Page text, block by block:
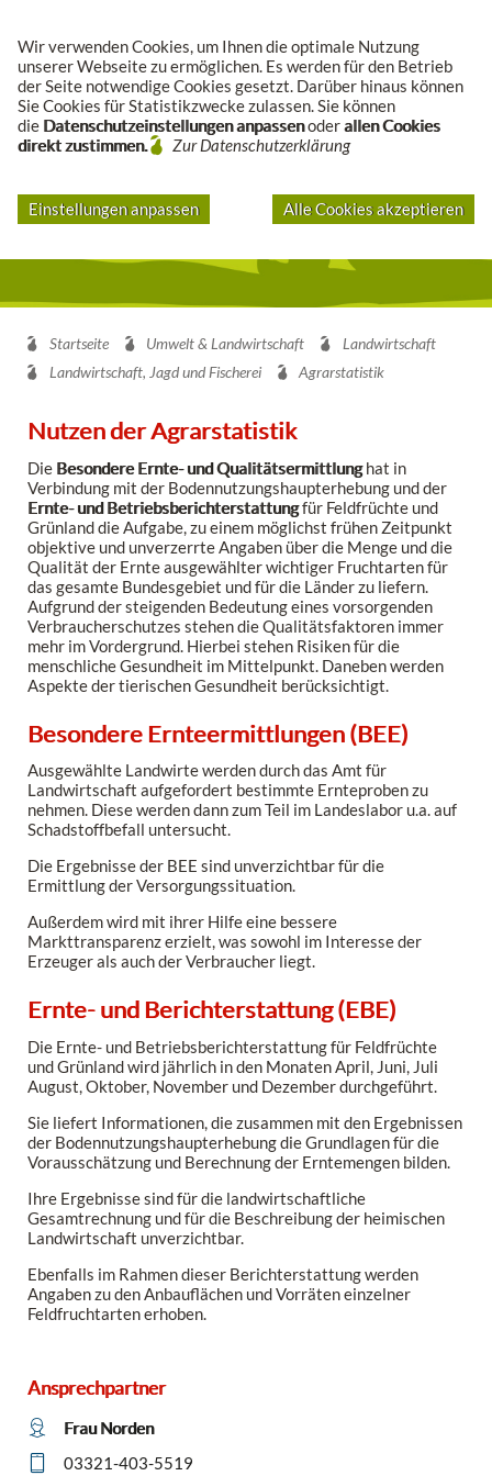
Wir verwenden Cookies, um Ihnen die optimale Nutzung
unserer Webseite zu ermöglichen. Es werden für den Betrieb
der Seite notwendige Cookies gesetzt. Darüber hinaus können
Sie Cookies für Statistikzwecke zulassen. Sie können
die Datenschutzeinstellungen anpassenoderallen Cookies
direkt zustimmen.
Zur Datenschutzerklärung
Einstellungen anpassen Alle Cookies akzeptieren
Startseite Umwelt & Landwirtschaft
Landwirtschaft
Landwirtschaft, Jagd und Fischerei
Agrarstatistik
Nutzen der Agrarstatistik
Die Besondere Ernte- und Qualitätsermittlunghat in
Verbindung mit der Bodennutzungshaupterhebung und der
Ernte- und Betriebsberichterstattungfür Feldfrüchte und
Grünland die Aufgabe, zu einem möglichst frühen Zeitpunkt
objektive und unverzerrte Angaben über die Menge und die
Qualität der Ernte ausgewählter wichtiger Fruchtarten für
das gesamte Bundesgebiet und für die Länder zu liefern.
Aufgrund der steigenden Bedeutung eines vorsorgenden
Verbraucherschutzes stehen die Qualitätsfaktoren immer
mehr im Vordergrund. Hierbei stehen Risiken für die
menschliche Gesundheit im Mittelpunkt. Daneben werden
Aspekte der tierischen Gesundheit berücksichtigt.
Besondere Ernteermittlungen (BEE)
Ausgewählte Landwirte werden durch das Amt für
Landwirtschaft aufgefordert bestimmte Ernteproben zu
nehmen. Diese werden dann zum Teil im Landeslabor u.a. auf
Schadstoffbefall untersucht.
Die Ergebnisse der BEE sind unverzichtbar für die
Ermittlung der Versorgungssituation.
Außerdem wird mit ihrer Hilfe eine bessere
Markttransparenz erzielt, was sowohl im Interesse der
Erzeuger als auch der Verbraucher liegt.
Ernte- und Berichterstattung (EBE)
Die Ernte- und Betriebsberichterstattung für Feldfrüchte
und Grünland wird jährlich in den Monaten April, Juni, Juli
August, Oktober, November und Dezember durchgeführt.
Sie liefert Informationen, die zusammen mit den Ergebnissen
der Bodennutzungshaupterhebung die Grundlagen für die
Vorausschätzung und Berechnung der Erntemengen bilden.
Ihre Ergebnisse sind für die landwirtschaftliche
Gesamtrechnung und für die Beschreibung der heimischen
Landwirtschaft unverzichtbar.
Ebenfalls im Rahmen dieser Berichterstattung werden
Angaben zu den Anbauflächen und Vorräten einzelner
Feldfruchtarten erhoben.
Ansprechpartner
Frau Norden
03321-403-5519